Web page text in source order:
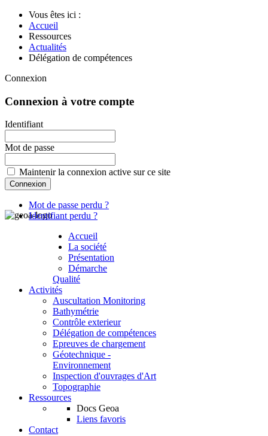
Vous êtes ici :
Accueil
Ressources
Actualités
Délégation de compétences
Connexion
Connexion à votre compte
Identifiant
Mot de passe
Maintenir la connexion active sur ce site
Mot de passe perdu ?
Identifiant perdu ?
Accueil
La société
Présentation
Démarche
Qualité
Activités
Auscultation Monitoring
Bathymétrie
Contrôle exterieur
Délégation de compétences
Epreuves de chargement
Géotechnique -
Environnement
Inspection d'ouvrages d'Art
Topographie
Ressources
Docs Geoa
Liens favoris
Contact